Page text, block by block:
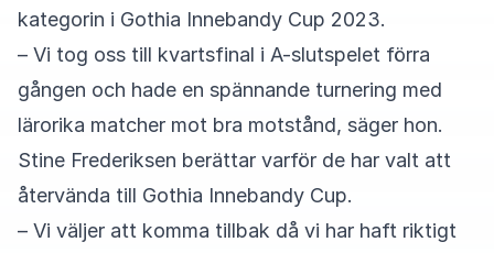
kategorin i Gothia Innebandy Cup 2023.
– Vi tog oss till kvartsfinal i A-slutspelet förra
gången och hade en spännande turnering med
lärorika matcher mot bra motstånd, säger hon.
Stine Frederiksen berättar varför de har valt att
återvända till Gothia Innebandy Cup.
– Vi väljer att komma tillbak då vi har haft riktigt